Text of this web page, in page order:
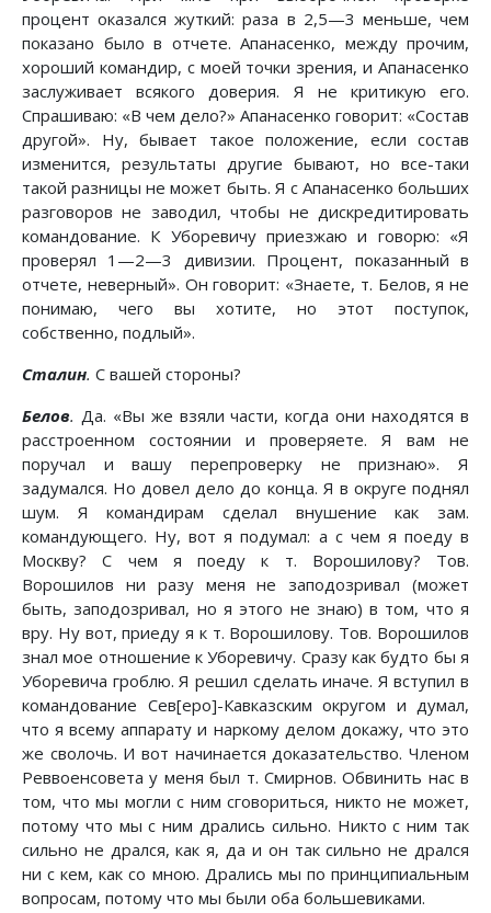
процент оказался жуткий: раза в 2,5—3 меньше, чем
показано было в отчете. Апанасенко, между прочим,
хороший командир, с моей точки зрения, и Апанасенко
заслуживает всякого доверия. Я не критикую его.
Спрашиваю: «В чем дело?» Апанасенко говорит: «Состав
другой». Ну, бывает такое положение, если состав
изменится, результаты другие бывают, но все-таки
такой разницы не может быть. Я с Апанасенко больших
разговоров не заводил, чтобы не дискредитировать
командование. К Уборевичу приезжаю и говорю: «Я
проверял 1—2—3 дивизии. Процент, показанный в
отчете, неверный». Он говорит: «Знаете, т. Белов, я не
понимаю, чего вы хотите, но этот поступок,
собственно, подлый».
Сталин. С вашей стороны?
Белов. Да. «Вы же взяли части, когда они находятся в
расстроенном состоянии и проверяете. Я вам не
поручал и вашу перепроверку не признаю». Я
задумался. Но довел дело до конца. Я в округе поднял
шум. Я командирам сделал внушение как зам.
командующего. Ну, вот я подумал: а с чем я поеду в
Москву? С чем я поеду к т. Ворошилову? Тов.
Ворошилов ни разу меня не заподозривал (может
быть, заподозривал, но я этого не знаю) в том, что я
вру. Ну вот, приеду я к т. Ворошилову. Тов. Ворошилов
знал мое отношение к Уборевичу. Сразу как будто бы я
Уборевича гроблю. Я решил сделать иначе. Я вступил в
командование Сев[еро]-Кавказским округом и думал,
что я всему аппарату и наркому делом докажу, что это
же сволочь. И вот начинается доказательство. Членом
Реввоенсовета у меня был т. Смирнов. Обвинить нас в
том, что мы могли с ним сговориться, никто не может,
потому что мы с ним дрались сильно. Никто с ним так
сильно не дрался, как я, да и он так сильно не дрался
ни с кем, как со мною. Дрались мы по принципиальным
вопросам, потому что мы были оба большевиками.